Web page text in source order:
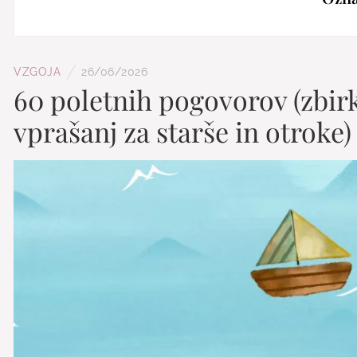
VZGOJA 26/06/2026
60 poletnih pogovorov
vprašanj za starše in otroke)